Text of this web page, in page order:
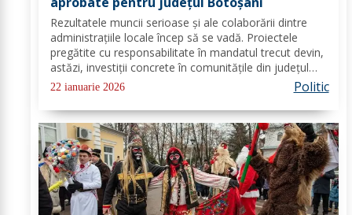
Rezultatele muncii serioase și ale colaborării dintre
administrațiile locale încep să se vadă. Proiectele
pregătite cu responsabilitate în mandatul trecut devin,
astăzi, investiții concrete în comunitățile din județul
Botoșani. Acestea vizează modernizarea iluminatului
22 ianuarie 2026 Politic